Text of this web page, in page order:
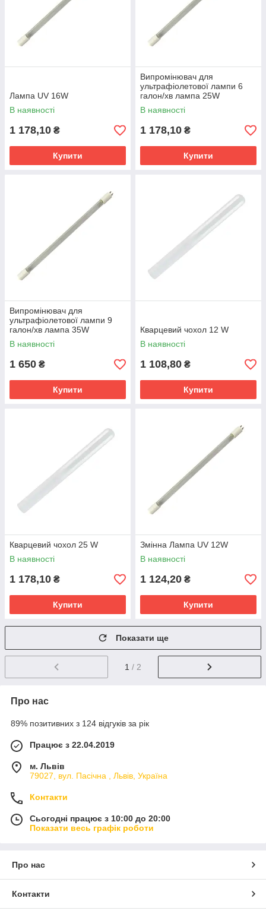
Лампа UV 16W
В наявності
1 178,10 ₴
Купити
Випромінювач для
ультрафіолетової лампи 6
галон/хв лампа 25W
В наявності
1 178,10 ₴
Купити
Випромінювач для
ультрафіолетової лампи 9
галон/хв лампа 35W
В наявності
1 650 ₴
Купити
Кварцевий чохол 12 W
В наявності
1 108,80 ₴
Купити
Кварцевий чохол 25 W
В наявності
1 178,10 ₴
Купити
Змінна Лампа UV 12W
В наявності
1 124,20 ₴
Купити
Показати ще
1 / 2
Про нас
89% позитивних з 124 відгуків за рік
Працює з 22.04.2019
м. Львів
79027, вул. Пасічна , Львів, Україна
Контакти
Сьогодні працює з 10:00 до 20:00
Показати весь графік роботи
Про нас
Контакти